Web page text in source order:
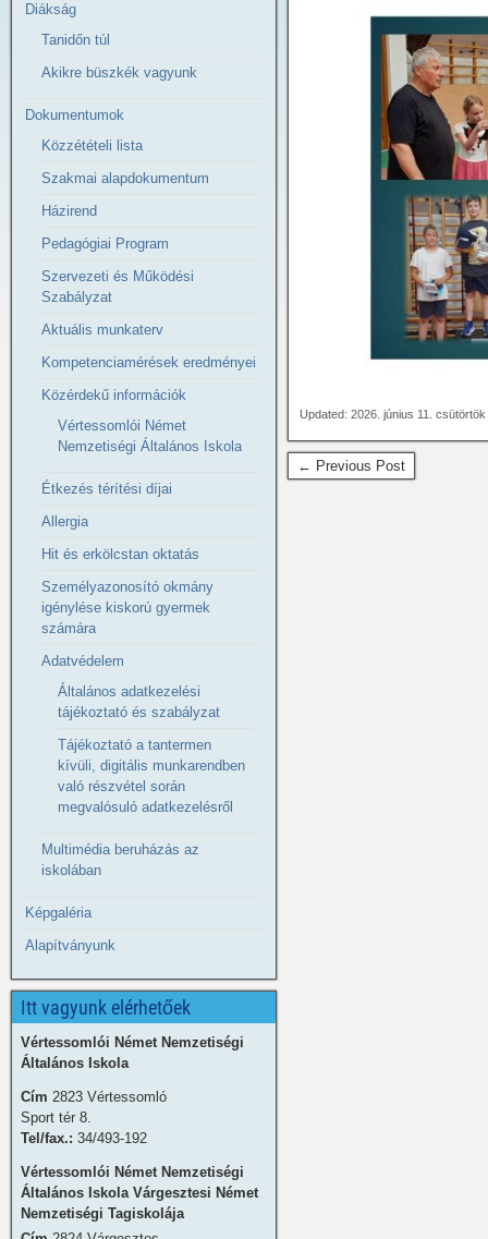
Updated: 2026. június 11.
← Previous Post
Diákság
Tanidőn túl
Akikre büszkék vagyunk
Dokumentumok
Közzétételi lista
Szakmai alapdokumentum
Házirend
Pedagógiai Program
Szervezeti és Működési
Szabályzat
Aktuális munkaterv
Kompetenciamérések eredményei
Közérdekű információk
Vértessomlói Német
Nemzetiségi Általános Iskola
Étkezés térítési díjai
Allergia
Hit és erkölcstan oktatás
Személyazonosító okmány
igénylése kiskorú gyermek
számára
Adatvédelem
Általános adatkezelési
tájékoztató és szabályzat
Tájékoztató a tantermen
kívüli, digitális munkarendben
való részvétel során
megvalósuló adatkezelésről
Multimédia beruházás az
iskolában
Képgaléria
Alapítványunk
Itt vagyunk elérhetőek
Vértessomlói Német Nemzetiségi
Általános Iskola
Cím 2823 Vértessomló
Sport tér 8.
Tel/fax.: 34/493-192
Vértessomlói Német Nemzetiségi
Általános Iskola Várgesztesi Német
Nemzetiségi Tagiskolája